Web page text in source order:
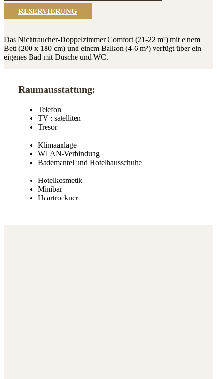
RESERVIERUNG
Das Nichtraucher-Doppelzimmer Comfort (21-22 m²) mit einem
Bett (200 x 180 cm) und einem Balkon (4-6 m²) verfügt über ein
eigenes Bad mit Dusche und WC.
Raumausstattung:
Telefon
TV : satelliten
Tresor
Klimaanlage
WLAN-Verbindung
Bademantel und Hotelhausschuhe
Hotelkosmetik
Minibar
Haartrockner